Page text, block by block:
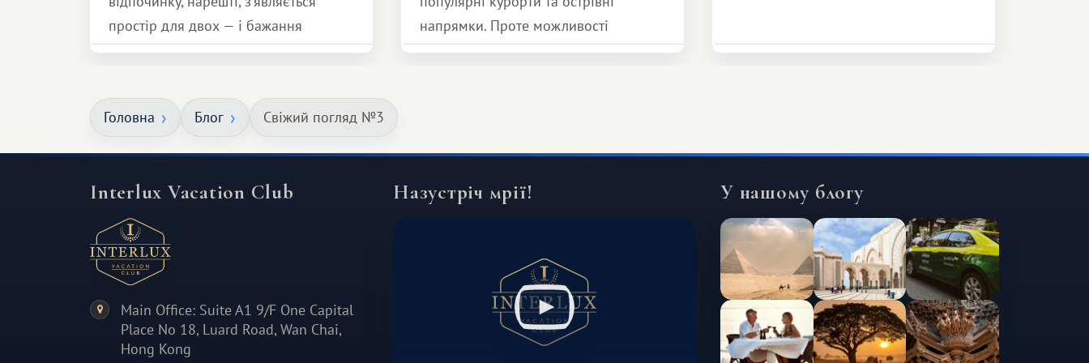
простір для двох — і бажання
зробити для близької людини щось
але тепле і незабутнє :)
напрямки. Проте можливості
обмінної системи значно ширші.
Головна Блог Свіжий погляд №3
Interlux Vacation Club
Main Office: Suite A1 9/F One Capital
Place No 18, Luard Road, Wan Chai,
Hong Kong
Назустріч мрії! У нашому блогу